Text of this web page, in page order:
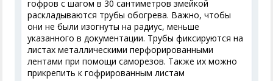
гофров с шагом в 30 сантиметров змейкой
раскладываются трубы обогрева. Важно, чтобы
они не были изогнуты на радиус, меньше
указанного в документации. Трубы фиксируются на
листах металлическими перфорированными
лентами при помощи саморезов. Также их можно
прикрепить к гофрированным листам